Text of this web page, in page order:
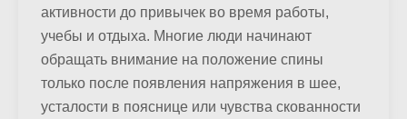
активности до привычек во время работы,
учебы и отдыха. Многие люди начинают
обращать внимание на положение спины
только после появления напряжения в шее,
усталости в пояснице или чувства скованности